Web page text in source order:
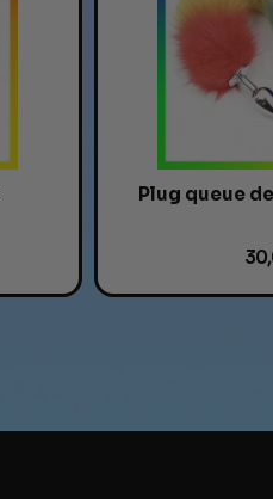
Plug queue